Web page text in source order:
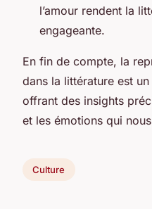
l’amour rendent la
engageante.
En fin de compte, la
dans la littérature est
offrant des insights
et les émotions qui
Culture